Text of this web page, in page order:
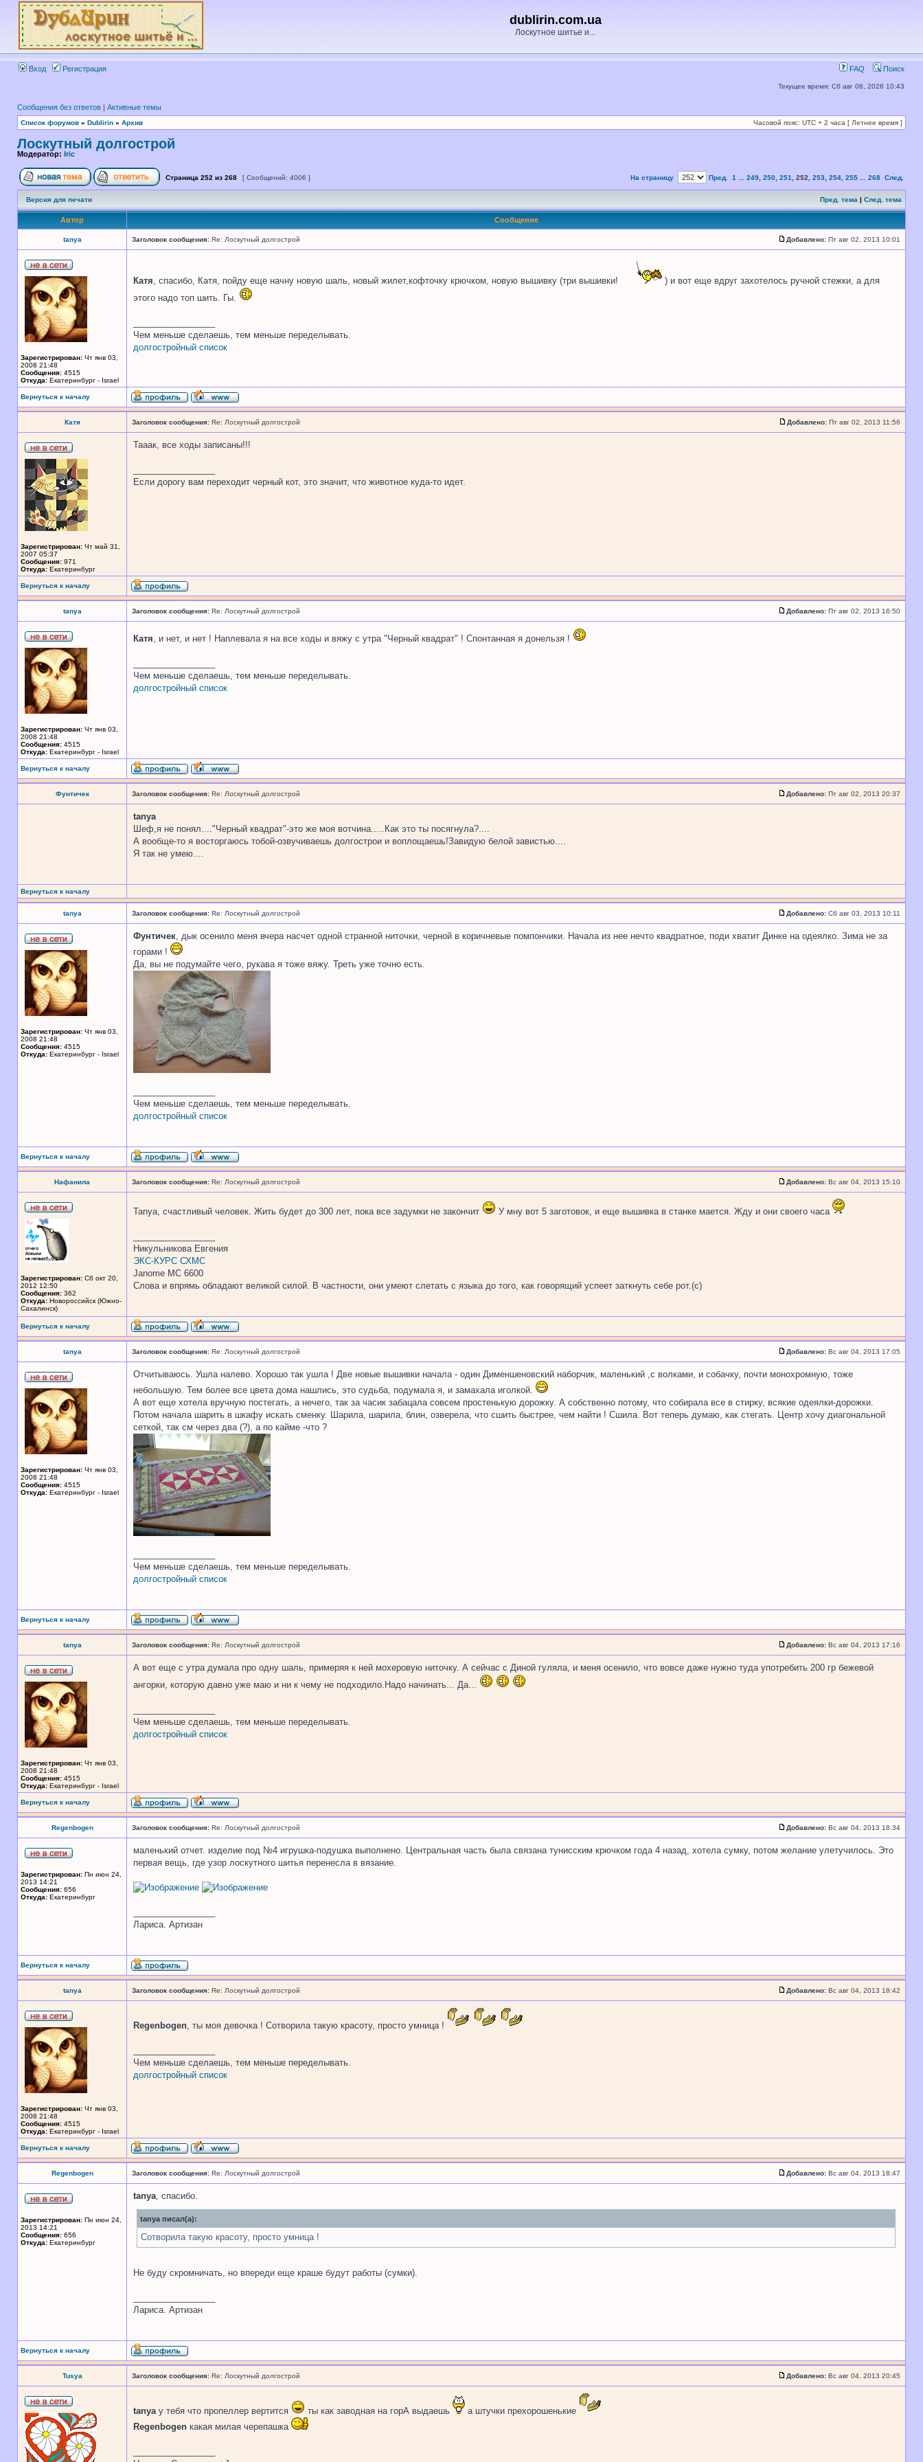
dublirin.com.ua
Лоскутное шитье и...
Вход Регистрация FAQ Поиск
Текущее время: Сб авг 08, 2026 10:43
Сообщения без ответов | Активные темы
Список форумов » Dublirin » Архив Часовой пояс: UTC + 2 часа [ Летнее время ]
Лоскутный долгострой
Модератор: Iric
Страница 252 из 268 [ Сообщений: 4006 ] На страницу Пред. 1 249 250 251 252 253 254 255 268 След.
Версия для печати Пред. тема | След. тема
Автор Сообщение
tanya Заголовок сообщения: Re: Лоскутный долгострой Добавлено: Пт авг 02, 2013 10:01
Зарегистрирован: Чт янв 03,
2008 21:48
Сообщения: 4515
Откуда: Екатеринбург - Israel
Катя, спасибо, Катя, пойду еще начну новую шаль, новый жилет,кофточку крючком, новую вышивку (три вышивки!
) и вот еще вдруг захотелось ручной стежки, а для
этого надо топ шить. Гы.
Чем меньше сделаешь, тем меньше переделывать.
долгостройный список
Вернуться к началу
Катя Заголовок сообщения: Re: Лоскутный долгострой Добавлено: Пт авг 02, 2013 11:56
Зарегистрирован: Чт май 31,
2007 05:37
Сообщения: 971
Откуда: Екатеринбург
Тааак, все ходы записаны!!!
Если дорогу вам переходит черный кот, это значит, что животное куда-то идет.
Вернуться к началу
tanya Заголовок сообщения: Re: Лоскутный долгострой Добавлено: Пт авг 02, 2013 16:50
Зарегистрирован: Чт янв 03,
2008 21:48
Сообщения: 4515
Откуда: Екатеринбург - Israel
Катя, и нет, и нет ! Наплевала я на все ходы и вяжу с утра "Черный квадрат" ! Спонтанная я донельзя !
Чем меньше сделаешь, тем меньше переделывать.
долгостройный список
Вернуться к началу
Фунтичек Заголовок сообщения: Re: Лоскутный долгострой Добавлено: Пт авг 02, 2013 20:37
tanya
Шеф,я не понял...."Черный квадрат"-это же моя вотчина.....Как это ты посягнула?....
А вообще-то я восторгаюсь тобой-озвучиваешь долгострои и воплощаешь!Завидую белой завистью....
Я так не умею....
Вернуться к началу
tanya Заголовок сообщения: Re: Лоскутный долгострой Добавлено: Сб авг 03, 2013 10:11
Зарегистрирован: Чт янв 03,
2008 21:48
Сообщения: 4515
Откуда: Екатеринбург - Israel
Фунтичек, дык осенило меня вчера насчет одной странной ниточки, черной в коричневые помпончики. Начала из нее нечто квадратное, поди хватит Динке на одеялко. Зима не за
горами !
Да, вы не подумайте чего, рукава я тоже вяжу. Треть уже точно есть.
Чем меньше сделаешь, тем меньше переделывать.
долгостройный список
Вернуться к началу
Нафанила Заголовок сообщения: Re: Лоскутный долгострой Добавлено: Вс авг 04, 2013 15:10
Зарегистрирован: Сб окт 20,
2012 12:50
Сообщения: 362
Откуда: Новороссийск (Южно-
Сахалинск)
Tanya, счастливый человек. Жить будет до 300 лет, пока все задумки не закончит У мну вот 5 заготовок, и еще вышивка в станке мается. Жду и они своего часа
Никульникова Евгения
ЭКС-КУРС СХМС
Janome MC 6600
Слова и впрямь обладают великой силой. В частности, они умеют слетать с языка до того, как говорящий успеет заткнуть себе рот.(с)
Вернуться к началу
tanya Заголовок сообщения: Re: Лоскутный долгострой Добавлено: Вс авг 04, 2013 17:05
Зарегистрирован: Чт янв 03,
2008 21:48
Сообщения: 4515
Откуда: Екатеринбург - Israel
Отчитываюсь. Ушла налево. Хорошо так ушла ! Две новые вышивки начала - один Дименшеновский наборчик, маленький ,с волками, и собачку, почти монохромную, тоже
небольшую. Тем более все цвета дома нашлись, это судьба, подумала я, и замахала иголкой.
А вот еще хотела вручную постегать, а нечего, так за часик забацала совсем простенькую дорожку. А собственно потому, что собирала все в стирку, всякие одеялки-дорожки.
Потом начала шарить в шкафу искать сменку. Шарила, шарила, блин, озверела, что сшить быстрее, чем найти ! Сшила. Вот теперь думаю, как стегать. Центр хочу диагональной
сеткой, так см через два (?), а по кайме -что ?
Чем меньше сделаешь, тем меньше переделывать.
долгостройный список
Вернуться к началу
tanya Заголовок сообщения: Re: Лоскутный долгострой Добавлено: Вс авг 04, 2013 17:16
Зарегистрирован: Чт янв 03,
2008 21:48
Сообщения: 4515
Откуда: Екатеринбург - Israel
А вот еще с утра думала про одну шаль, примеряя к ней мохеровую ниточку. А сейчас с Диной гуляла, и меня осенило, что вовсе даже нужно туда употребить 200 гр бежевой
ангорки, которую давно уже маю и ни к чему не подходило.Надо начинать... Да...
Чем меньше сделаешь, тем меньше переделывать.
долгостройный список
Вернуться к началу
Regenbogen Заголовок сообщения: Re: Лоскутный долгострой Добавлено: Вс авг 04, 2013 18:34
Зарегистрирован: Пн июн 24,
2013 14:21
Сообщения: 656
Откуда: Екатеринбург
маленький отчет. изделие под №4 игрушка-подушка выполнено. Центральная часть была связана тунисским крючком года 4 назад, хотела сумку, потом желание улетучилось. Это
первая вещь, где узор лоскутного шитья перенесла в вязание.
Лариса. Артизан
Вернуться к началу
tanya Заголовок сообщения: Re: Лоскутный долгострой Добавлено: Вс авг 04, 2013 18:42
Зарегистрирован: Чт янв 03,
2008 21:48
Сообщения: 4515
Откуда: Екатеринбург - Israel
Regenbogen, ты моя девочка ! Сотворила такую красоту, просто умница !
Чем меньше сделаешь, тем меньше переделывать.
долгостройный список
Вернуться к началу
Regenbogen Заголовок сообщения: Re: Лоскутный долгострой Добавлено: Вс авг 04, 2013 18:47
Зарегистрирован: Пн июн 24,
2013 14:21
Сообщения: 656
Откуда: Екатеринбург
tanya, спасибо.
tanya писал(а):
Сотворила такую красоту, просто умница !
Не буду скромничать, но впереди еще краше будут работы (сумки).
Лариса. Артизан
Вернуться к началу
Tusya Заголовок сообщения: Re: Лоскутный долгострой Добавлено: Вс авг 04, 2013 20:45
tanyaу тебя что пропеллер вертится ты как заводная на горА выдаешь
а штучки прехорошенькие
Regenbogen какая милая черепашка